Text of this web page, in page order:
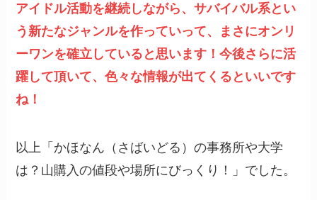
アイドル活動を継続しながら、サバイバル系とい
う新たなジャンルを作っていって、まさにオンリ
ーワンを確立していると思います！今後さらに活
躍して頂いて、色々な情報が出てくるといいです
ね！
以上「かほなん（さばいどる）の事務所や大学
は？山購入の値段や場所にびっくり！」でした。